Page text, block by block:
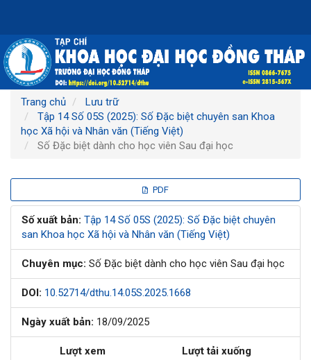
chính
Nội
dung
chính
Thanh
bên
Trang chủ
Lưu trữ
Tập 14 Số 05S (2025): Số Đặc biệt chuyên san Khoa
học Xã hội và Nhân văn (Tiếng Việt)
Số Đặc biệt dành cho học viên Sau đại học
bên
bài
viết
PDF
Số xuất bản: Tập 14 Số 05S (2025): Số Đặc biệt chuyên
san Khoa học Xã hội và Nhân văn (Tiếng Việt)
Chuyên mục: Số Đặc biệt dành cho học viên Sau đại học
DOI: 10.52714/dthu.14.05S.2025.1668
Ngày xuất bản: 18/09/2025
Lượt xem Lượt tải xuống